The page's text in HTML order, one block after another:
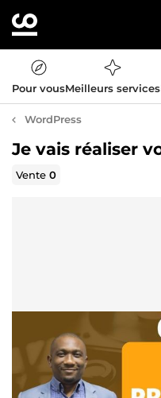
Pour vousMeilleurs services
WordPress
Je vais réaliser
Vente0